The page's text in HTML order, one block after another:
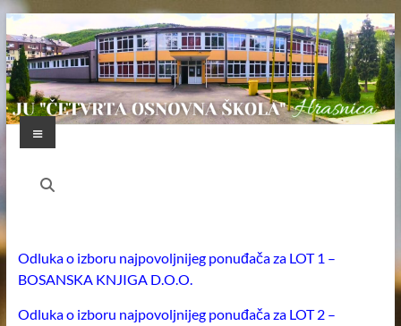
Skip
to
content
JU
ŠKOLA"
HRASNICA
Menu
Odluka o izboru najpovoljnijeg ponuđača za LOT 1 –
BOSANSKA KNJIGA D.O.O.
Odluka o izboru najpovoljnijeg ponuđača za LOT 2 –